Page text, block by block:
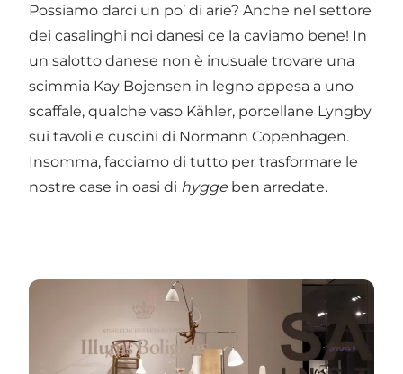
Possiamo darci un po’ di arie? Anche nel settore
dei casalinghi noi danesi ce la caviamo bene! In
un salotto danese non è inusuale trovare una
scimmia Kay Bojensen in legno appesa a uno
scaffale, qualche vaso Kähler, porcellane Lyngby
sui tavoli e cuscini di Normann Copenhagen.
Insomma, facciamo di tutto per trasformare le
nostre case in oasi di hygge ben arredate.